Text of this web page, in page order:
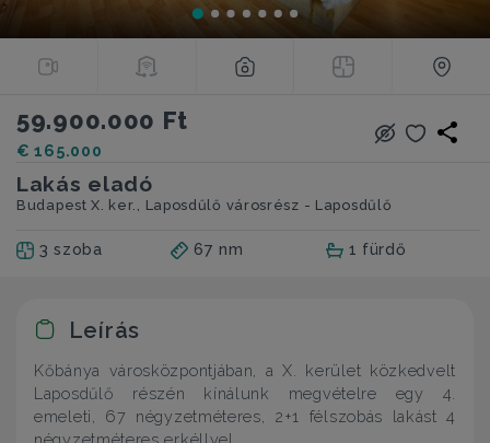
59.900.000 Ft
€ 165.000
Lakás eladó
Budapest X. ker., Laposdűlő városrész - Laposdűlő
3 szoba 67 nm 1 fürdő
Leírás
Kőbánya városközpontjában, a X. kerület közkedvelt
Laposdűlő részén kínálunk megvételre egy 4.
emeleti, 67 négyzetméteres, 2+1 félszobás lakást 4